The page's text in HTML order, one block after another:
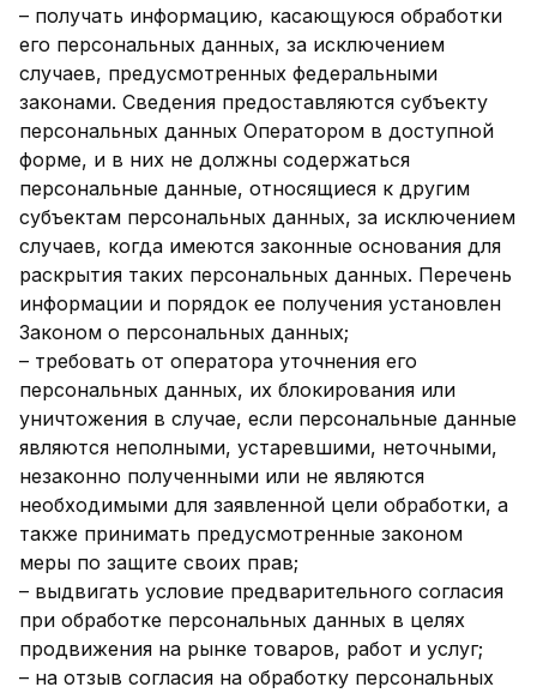
– получать информацию, касающуюся обработки
его персональных данных, за исключением
случаев, предусмотренных федеральными
законами. Сведения предоставляются субъекту
персональных данных Оператором в доступной
форме, и в них не должны содержаться
персональные данные, относящиеся к другим
субъектам персональных данных, за исключением
случаев, когда имеются законные основания для
раскрытия таких персональных данных. Перечень
информации и порядок ее получения установлен
Законом о персональных данных;
– требовать от оператора уточнения его
персональных данных, их блокирования или
уничтожения в случае, если персональные данные
являются неполными, устаревшими, неточными,
незаконно полученными или не являются
необходимыми для заявленной цели обработки, а
также принимать предусмотренные законом
меры по защите своих прав;
– выдвигать условие предварительного согласия
при обработке персональных данных в целях
продвижения на рынке товаров, работ и услуг;
– на отзыв согласия на обработку персональных